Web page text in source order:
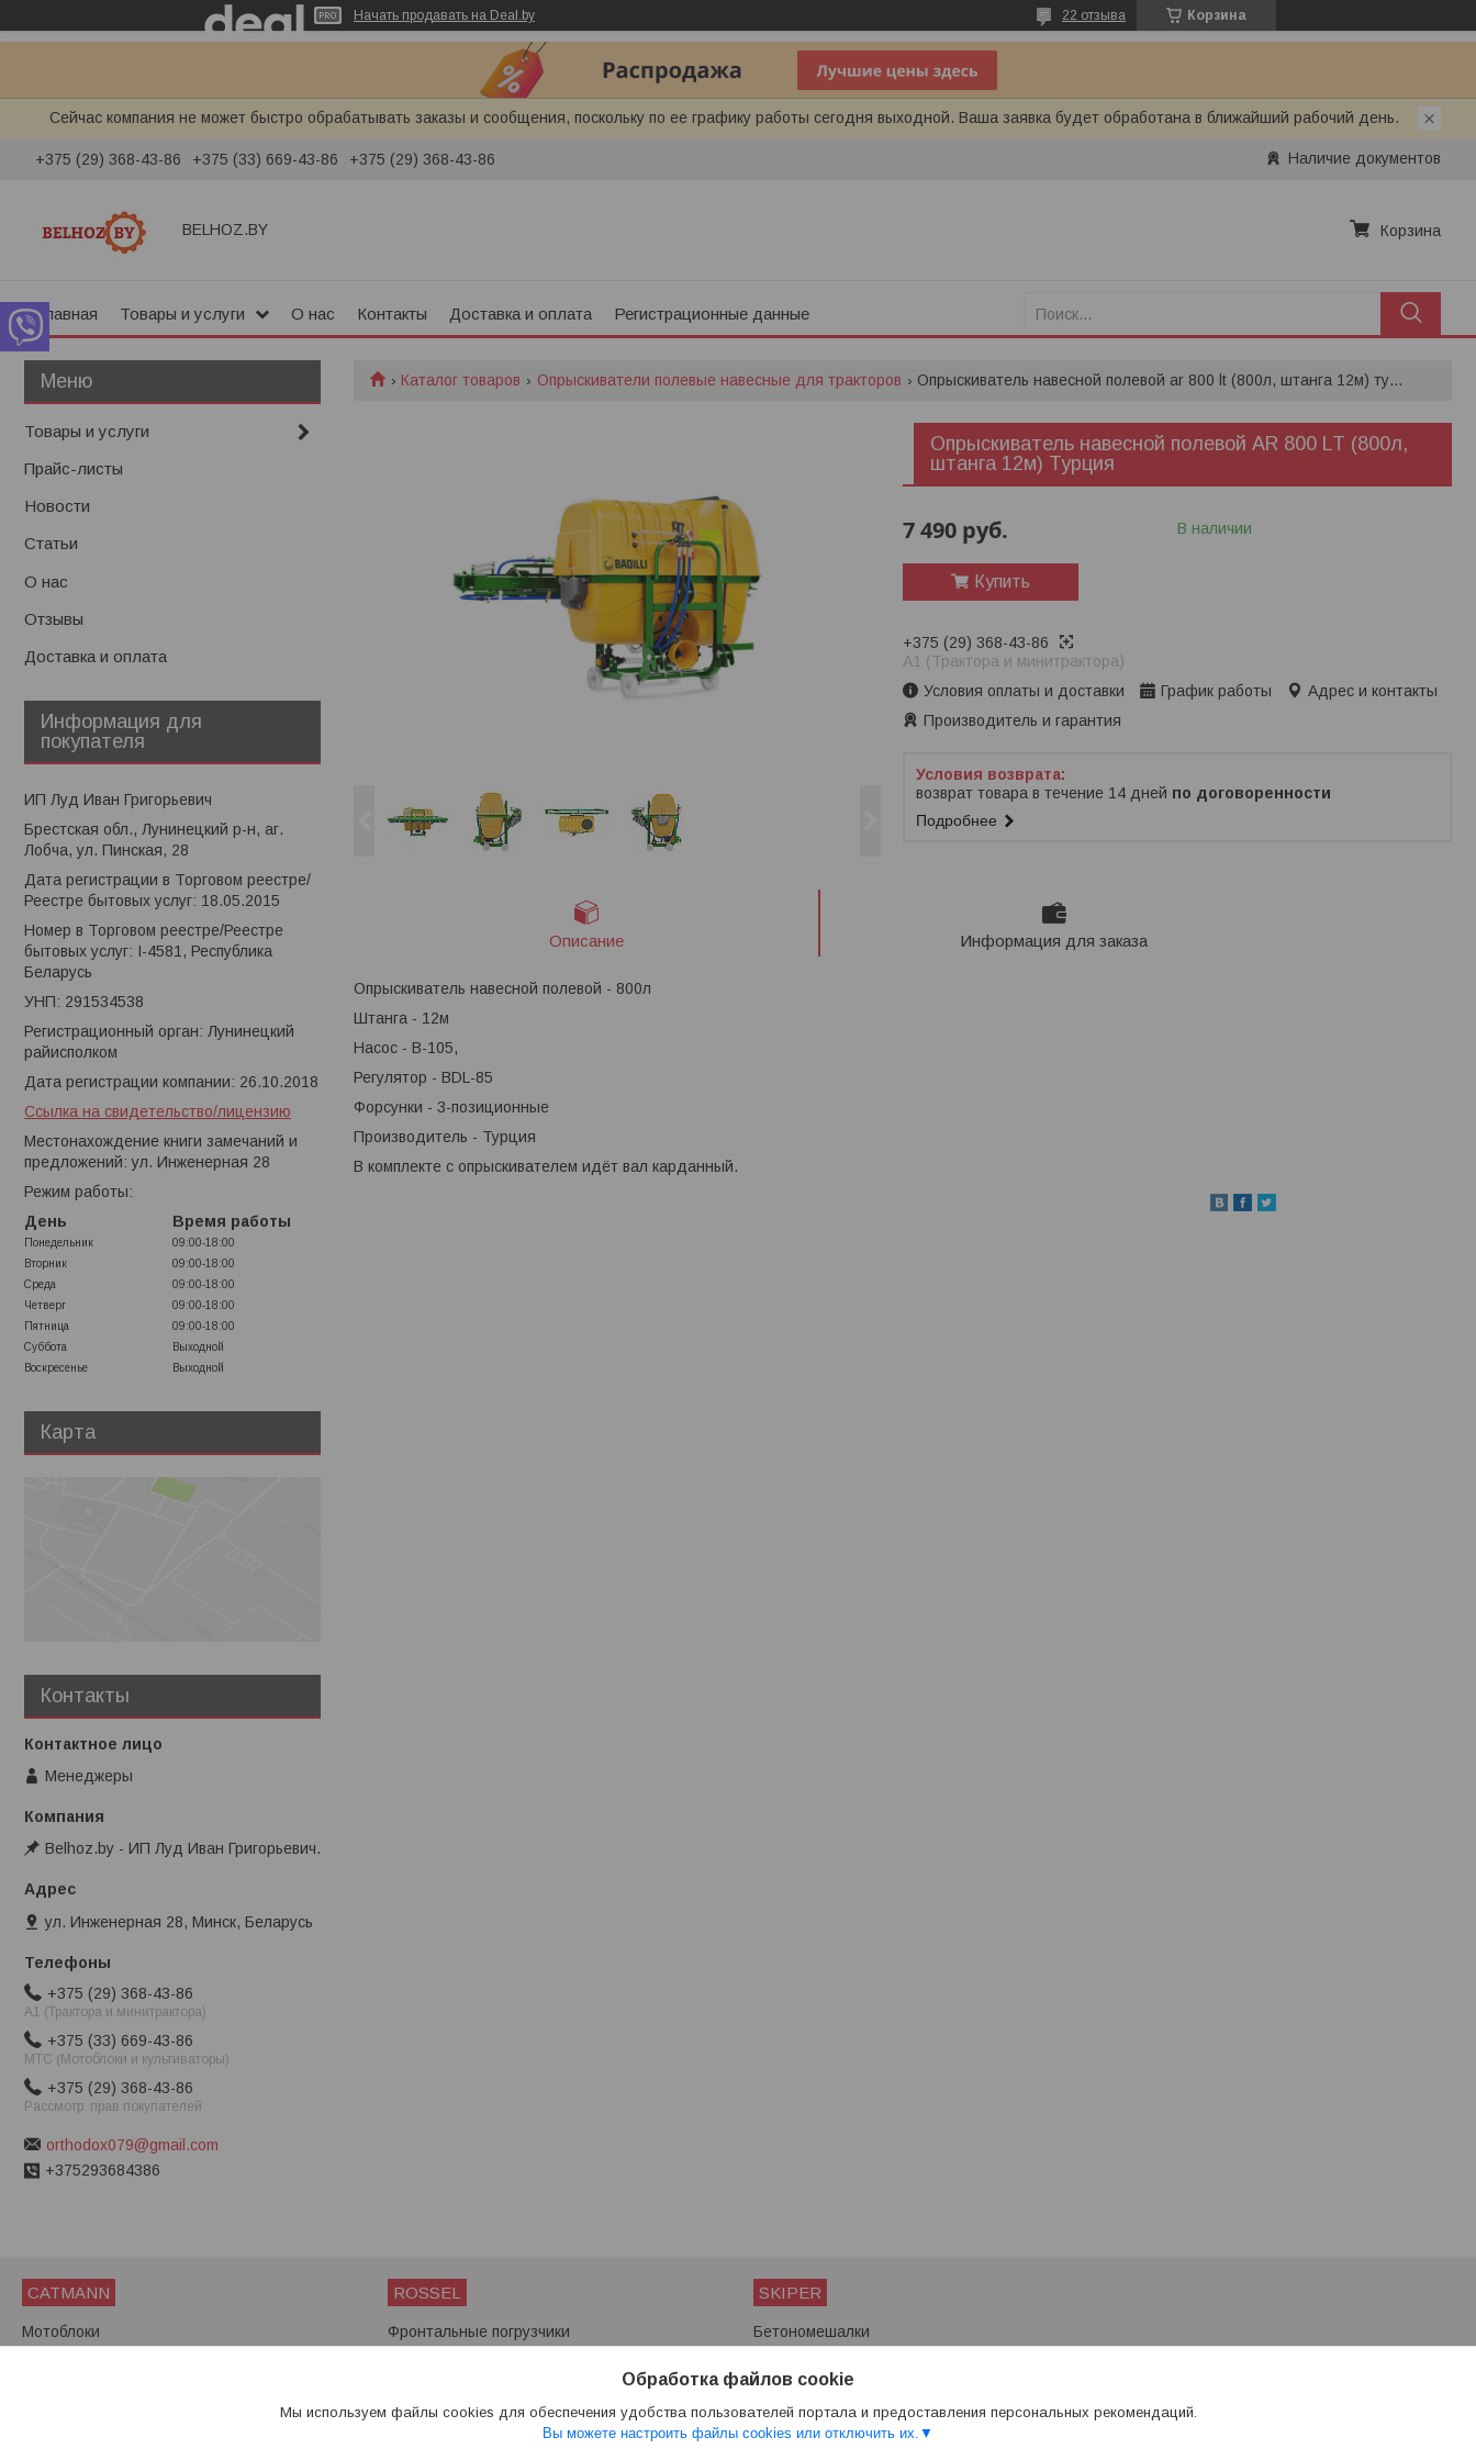
Начать продавать на Deal.by Корзина
22 отзыва
Сейчас компания не может быстро обрабатывать заказы и сообщения, поскольку по ее графику работы сегодня выходной. Ваша заявка будет обработана в ближайший рабочий день.
+375 (29) 368-43-86 +375 (33) 669-43-86 +375 (29) 368-43-86 Наличие документов
BELHOZ.BY Корзина
Главная Товары и услуги О нас Контакты Доставка и оплата Регистрационные данные
Каталог товаров Опрыскиватели полевые навесные для тракторов Опрыскиватель навесной полевой ar 800 lt (800л, штанга 12м) турция
Опрыскиватель навесной полевой AR 800 LT (800л,
штанга 12м) Турция
7 490 руб. В наличии
Купить
+375 (29) 368-43-86
A1 (Трактора и минитрактора)
Условия оплаты и доставки
График работы
Адрес и контакты
Производитель и гарантия
возврат товара в течение 14 дней по договоренности
Подробнее
Описание Информация для заказа
Опрыскиватель навесной полевой - 800л
Штанга - 12м
Насос - B-105,
Регулятор - BDL-85
Форсунки - 3-позиционные
Производитель - Турция
В комплекте с опрыскивателем идёт вал карданный.
Товары и услуги
Прайс-листы
Новости
Статьи
О нас
Отзывы
Доставка и оплата
Информация для
покупателя
ИП Луд Иван Григорьевич
Брестская обл., Лунинецкий р-н, аг.
Лобча, ул. Пинская, 28
Дата регистрации в Торговом реестре/
Реестре бытовых услуг: 18.05.2015
Номер в Торговом реестре/Реестре
бытовых услуг: I-4581, Республика
Беларусь
УНП: 291534538
Регистрационный орган: Лунинецкий
райисполком
Дата регистрации компании: 26.10.2018
Ссылка на свидетельство/лицензию
Местонахождение книги замечаний и
предложений: ул. Инженерная 28
Режим работы:
День
Время работы
Понедельник
09:00-18:00
Вторник
09:00-18:00
Среда
09:00-18:00
Четверг
09:00-18:00
Пятница
09:00-18:00
Суббота
Выходной
Воскресенье
Выходной
Карта
Контакты
Менеджеры
Belhoz.by - ИП Луд Иван Григорьевич.
ул. Инженерная 28, Минск, Беларусь
+375 (29) 368-43-86
A1 (Трактора и минитрактора)
+375 (33) 669-43-86
МТС (Мотоблоки и культиваторы)
+375 (29) 368-43-86
Рассмотр. прав покупателей
orthodox079@gmail.com
+375293684386
CATMANN
Мотоблоки
ROSSEL
Фронтальные погрузчики
SKIPER
Бетономешалки
Снегоуборщики
Обработка файлов cookie
Мы используем файлы cookies для обеспечения удобства пользователей портала и предоставления персональных рекомендаций.
Вы можете настроить файлы cookies или отключить их.